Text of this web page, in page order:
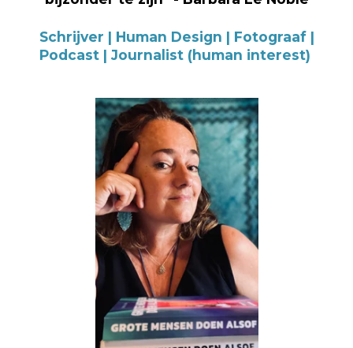
o
k
a
r
a
u
e
e
I
n
Schrijver | Human Design | Fotograaf |
Podcast | Journalist (human interest)